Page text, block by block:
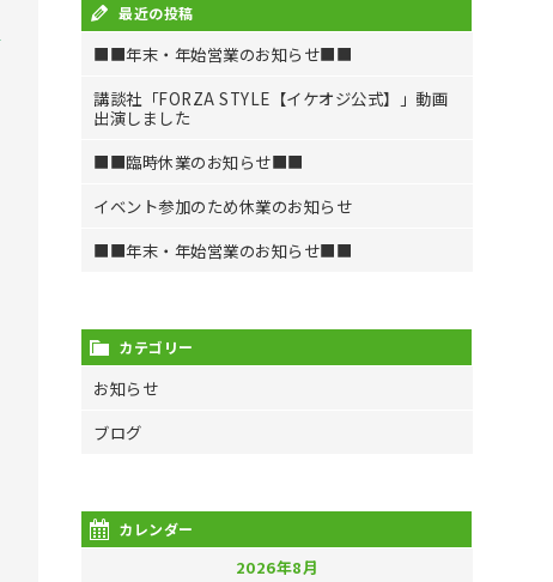
最近の投稿
■■年末・年始営業のお知らせ■■
講談社「FORZA STYLE【イケオジ公式】」動画
出演しました
■■臨時休業のお知らせ■■
イベント参加のため休業のお知らせ
■■年末・年始営業のお知らせ■■
カテゴリー
お知らせ
ブログ
カレンダー
2026年8月